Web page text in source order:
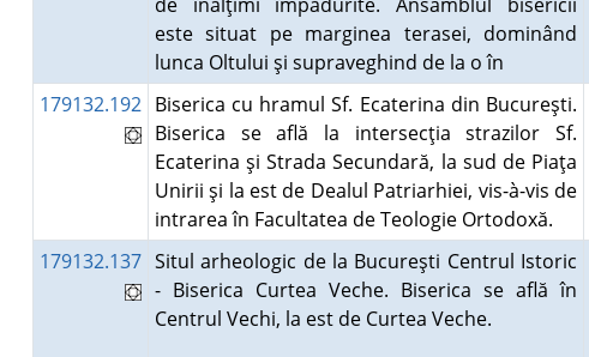
este situat pe marginea terasei, dominând
lunca Oltului şi supraveghind de la o în
179132.192 Biserica cu hramul Sf. Ecaterina din Bucureşti.
Biserica se află la intersecţia strazilor Sf.
Ecaterina şi Strada Secundară, la sud de Piaţa
Unirii şi la est de Dealul Patriarhiei, vis-à-vis de
intrarea în Facultatea de Teologie Ortodoxă.
179132.137 Situl arheologic de la Bucureşti Centrul Istoric
- Biserica Curtea Veche. Biserica se află în
Centrul Vechi, la est de Curtea Veche.